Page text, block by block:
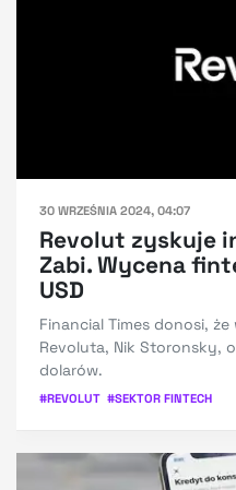
30 WRZEŚNIA 2024, 04:07
Revolut zyskuje
Zabi. Wycena
USD
Financial Times donosi,
Revoluta, Nik Storonsky,
dolarów.
#REVOLUT #SEKTOR FINTECH